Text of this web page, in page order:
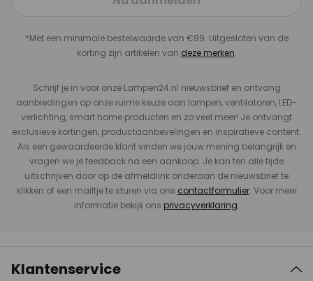
*Met een minimale bestelwaarde van €99. Uitgesloten van de
korting zijn artikelen van deze merken.
Schrijf je in voor onze Lampen24.nl nieuwsbrief en ontvang
aanbiedingen op onze ruime keuze aan lampen, ventilatoren, LED-
verlichting, smart home producten en zo veel meer! Je ontvangt
exclusieve kortingen, productaanbevelingen en inspiratieve content.
Als een gewaardeerde klant vinden we jouw mening belangrijk en
vragen we je feedback na een aankoop. Je kan ten alle tijde
uitschrijven door op de afmeldlink onderaan de nieuwsbrief te
klikken of een mailtje te sturen via ons contactformulier. Voor meer
informatie bekijk ons privacyverklaring.
Klantenservice